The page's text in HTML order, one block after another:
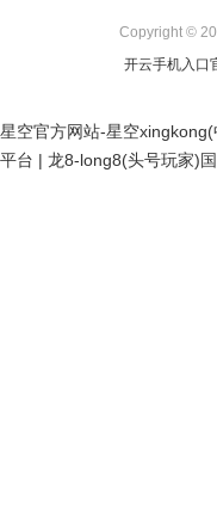
Copyright ©
开云手机入口
星空官方网站-星空xingkong(
平台 | 龙8-long8(头号玩家)